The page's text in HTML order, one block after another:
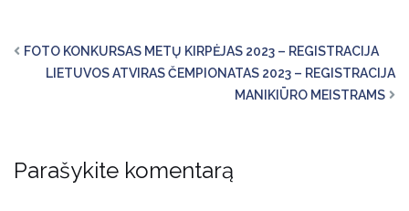
FOTO KONKURSAS METŲ KIRPĖJAS 2023 – REGISTRACIJA
LIETUVOS ATVIRAS ČEMPIONATAS 2023 – REGISTRACIJA
MANIKIŪRO MEISTRAMS
Parašykite komentarą